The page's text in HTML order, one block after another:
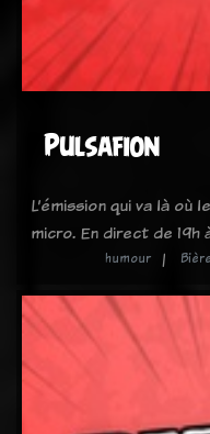
Pulsafion
L’émission qui va là
micro. En direct de 19h
humour Bière